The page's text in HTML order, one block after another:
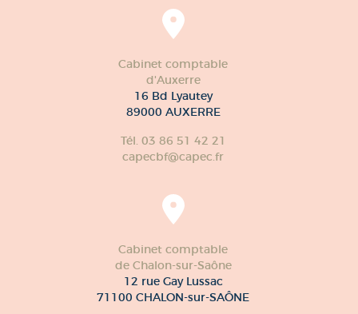
Cabinet comptable
d'Auxerre
16 Bd Lyautey
89000 AUXERRE
Tél. 03 86 51 42 21
capecbf@capec.fr
Cabinet comptable
de Chalon-sur-Saône
12 rue Gay Lussac
71100 CHALON-sur-SAÔNE